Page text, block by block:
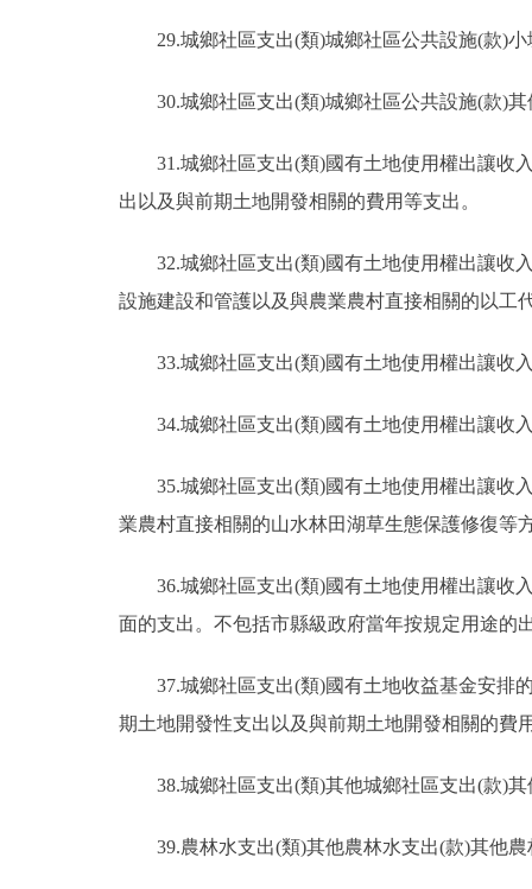
29.城鄉社區支出(類)城鄉社區公共設施(款)
30.城鄉社區支出(類)城鄉社區公共設施(款)
31.城鄉社區支出(類)國有土地使用權出讓收
出以及與前期土地開發相關的費用等支出。
32.城鄉社區支出(類)國有土地使用權出讓收
設施建設和管護以及與農業農村直接相關的以工
33.城鄉社區支出(類)國有土地使用權出讓收
34.城鄉社區支出(類)國有土地使用權出讓收
35.城鄉社區支出(類)國有土地使用權出讓收
業農村直接相關的山水林田湖草生態保護修復等
36.城鄉社區支出(類)國有土地使用權出讓收
面的支出。不包括市縣級政府當年按規定用途的
37.城鄉社區支出(類)國有土地收益基金安排
期土地開發性支出以及與前期土地開發相關的費
38.城鄉社區支出(類)其他城鄉社區支出(款)
39.農林水支出(類)其他農林水支出(款)其他